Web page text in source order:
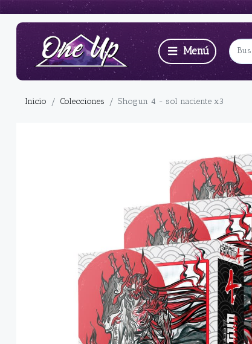
Inicio Colecciones Shogun 4 - sol naciente x3